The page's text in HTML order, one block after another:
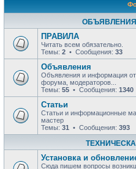
ПРАВИЛА
Читать всем обязательно.
Темы: 2 • Сообщения: 33
Объявления
Объявления и информация от
форума, модераторов...
Темы: 55 • Сообщения: 1340
Статьи
Статьи и информационные
мастер
Темы: 31 • Сообщения: 393
Установка и
Сюда пишем вопросы